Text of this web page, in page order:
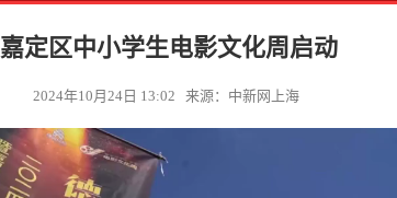
嘉定区中小学生电影文化周启动
2024年10月24日 13:02 来源：中新网上海